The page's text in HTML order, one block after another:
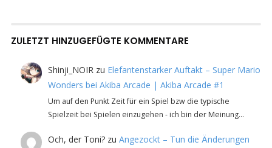
ZULETZT HINZUGEFÜGTE KOMMENTARE
Shinji_NOIR zu Elefantenstarker Auftakt – Super Mario
Wonders bei Akiba Arcade | Akiba Arcade #1
Um auf den Punkt Zeit für ein Spiel bzw die typische
Spielzeit bei Spielen einzugehen - ich bin der Meinung…
Och, der Toni? zuAngezockt – Tun die Änderungen